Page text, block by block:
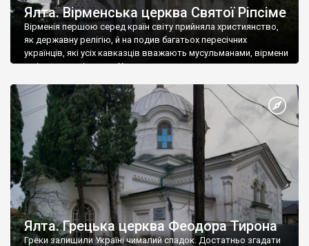
Ялта. Вірменська церква Святої Ріпсіме
Вірменія першою серед країн світу прийняла християнство,
як державну релігію, й на подив багатьох пересічних
українців, які усіх кавказців вважають мусульманами, вірмени
є відданими вірянами Христа
Ялта. Грецька церква Феодора Тирона
Греки залишили Україні чималий спадок. Достатньо згадати